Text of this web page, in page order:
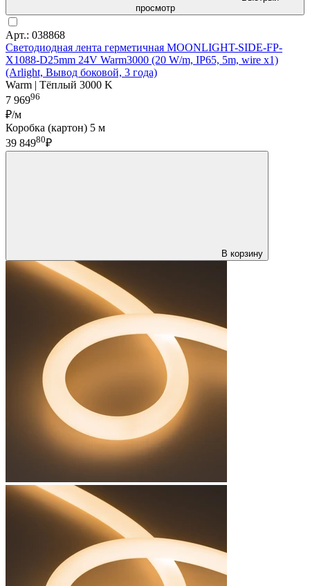
просмотр
Арт.: 038868
Светодиодная лента герметичная MOONLIGHT-SIDE-FP-
X1088-D25mm 24V Warm3000 (20 W/m, IP65, 5m, wire x1)
(Arlight, Вывод боковой, 3 года)
Warm | Тёплый 3000 K
7 96996
₽/м
Коробка (картон) 5 м
39 84980₽
В корзину